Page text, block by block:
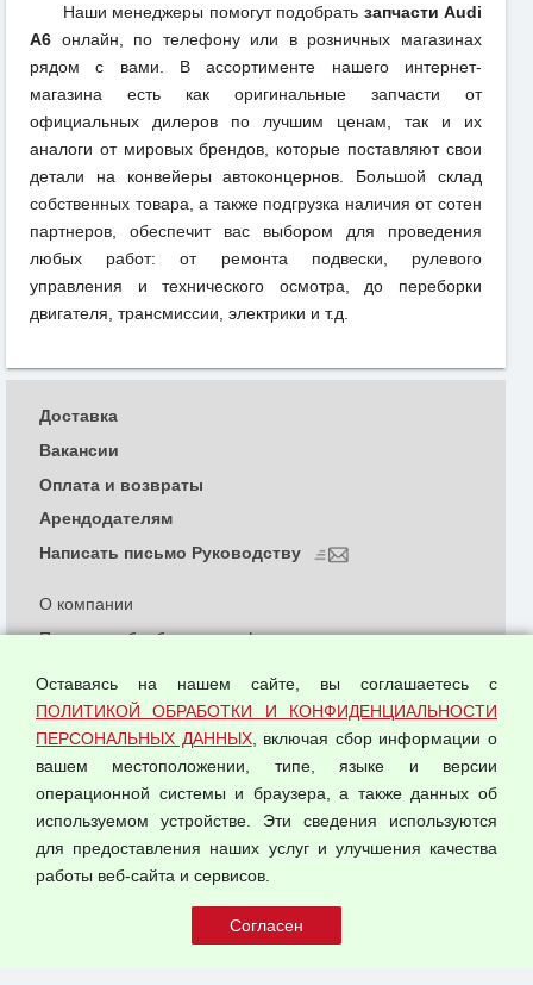
Наши менеджеры помогут подобрать запчасти Audi
A6 онлайн, по телефону или в розничных магазинах
рядом с вами. В ассортименте нашего интернет-
магазина есть как оригинальные запчасти от
официальных дилеров по лучшим ценам, так и их
аналоги от мировых брендов, которые поставляют свои
детали на конвейеры автоконцернов. Большой склад
собственных товара, а также подгрузка наличия от сотен
партнеров, обеспечит вас выбором для проведения
любых работ: от ремонта подвески, рулевого
управления и технического осмотра, до переборки
двигателя, трансмиссии, электрики и т.д.
© 2026 ООО "Феникс"
О компании
Политика обработки и конфиденциальности
Согласием на обработку персональных данных
Оферта оптовой купли-продажи
Публичная оферта
Доставка
Вакансии
Оплата и возвраты
Арендодателям
Написать письмо Руководству
Оставаясь на нашем сайте, вы соглашаетесь с
ПОЛИТИКОЙ ОБРАБОТКИ И КОНФИДЕНЦИАЛЬНОСТИ
ПЕРСОНАЛЬНЫХ ДАННЫХ, включая сбор информации о
вашем местоположении, типе, языке и версии
операционной системы и браузера, а также данных об
используемом устройстве. Эти сведения используются
для предоставления наших услуг и улучшения качества
работы веб-сайта и сервисов.